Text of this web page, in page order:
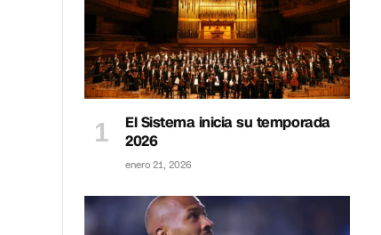
El Sistema inicia su temporada
2026
enero 21, 2026